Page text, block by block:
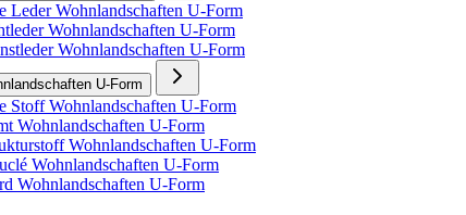
Leder Wohnlandschaften U-Form
Wohnlandschaften U-Form
Wohnlandschaften U-Form
U-Form
Stoff Wohnlandschaften U-Form
Wohnlandschaften U-Form
Wohnlandschaften U-Form
Wohnlandschaften U-Form
Wohnlandschaften U-Form